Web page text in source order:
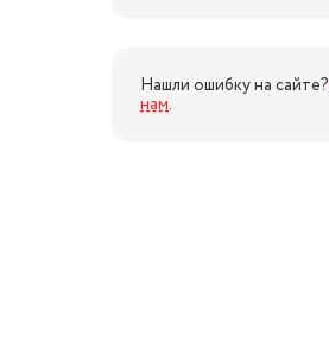
Нашли ошибку на сайте?
нам.